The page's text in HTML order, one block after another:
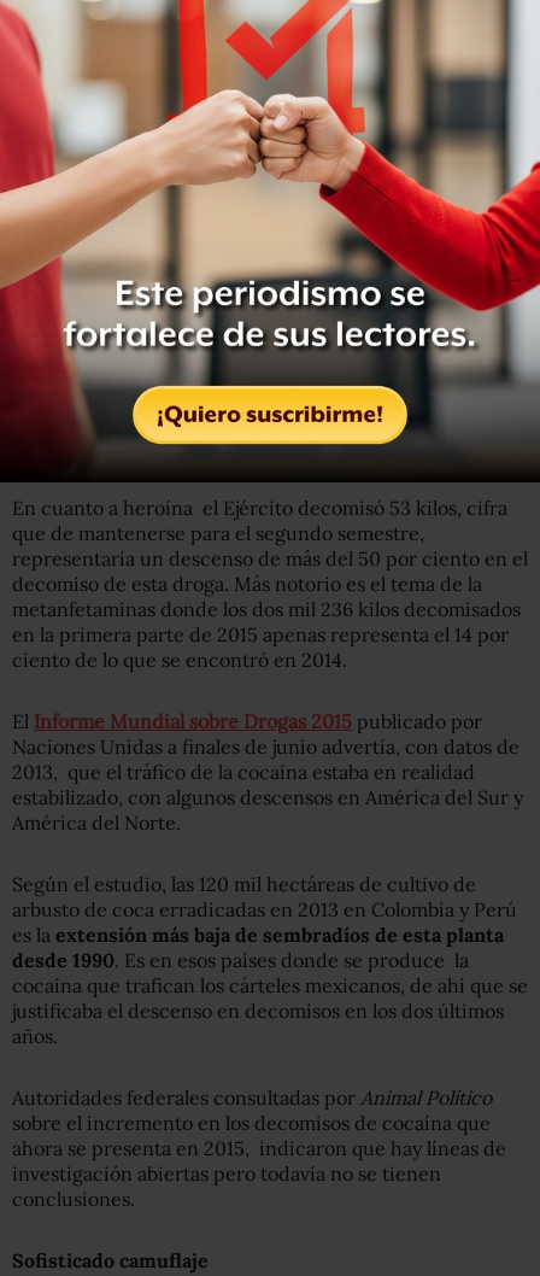
redituable.
El registro histórico de la Defensa Nacional indica que de
diciembre del 2006 a junio de este año ya suman 45 mil
195 kilogramos de cocaína asegurados por el Ejército. No
hay datos desagregados de 2015 pero hasta 2014,
Tamaulipas era entidad en la que se ha concentrado la
mayor cantidad de cocaína decomisada con 13 mil 543
kilos
, seguido de Sonora con 8 mil 448y Chiapas con 4
mil 734 kilos.
El notorio incremento
en los decomisos de cocaína
durante 2015no es un hecho generalizado que se esté
presentando con otras drogas
. En el primer semestre de
este año se aseguraron 452 mil kilos de marihuana, más o
menos la misma proporción de esa droga que en los dos
últimos años.
En cuanto a heroína el Ejército decomisó 53 kilos, cifra
que de mantenerse para el segundo semestre,
representaría un descenso de más del 50 por ciento en el
decomiso de esta droga. Más notorio es el tema de la
metanfetaminas donde los dos mil 236 kilos decomisados
en la primera parte de 2015 apenas representa el 14 por
ciento de lo que se encontró en 2014.
El Informe Mundial sobre Drogas 2015 publicado por
Naciones Unidas a finales de junio advertía, con datos de
2013, que el tráfico de la cocaína estaba en realidad
estabilizado, con algunos descensos en América del Sur y
América del Norte.
Según el estudio, las 120 mil hectáreas de cultivo de
arbusto de coca erradicadas en 2013 en Colombia y Perú
es la extensión más baja de sembradíos de esta planta
desde 1990. Es en esos países donde se produce la
cocaína que trafican los cárteles mexicanos, de ahí que se
justificaba el descenso en decomisos en los dos últimos
años.
Autoridades federales consultadas por Animal Político
sobre el incremento en los decomisos de cocaína que
ahora se presenta en 2015, indicaron que hay líneas de
investigación abiertas pero todavía no se tienen
conclusiones.
Sofisticado camuflaje